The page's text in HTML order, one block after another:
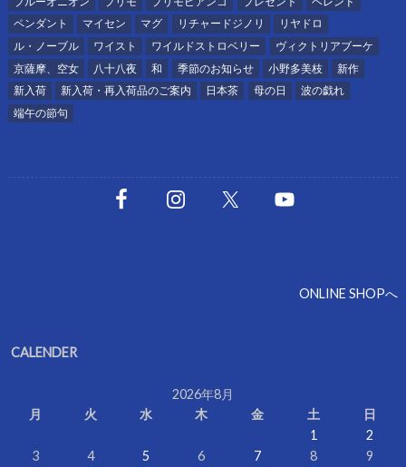
ペンダント
マイセン マグ リチャードジノリ
リヤドロ
ル・ノーブル
ワイスト ワイルドストロベリー
ヴィクトリアブーケ
京薩摩、空女
八十八夜 和 季節のお知らせ 小野多美枝
新作
新入荷
新入荷・再入荷品のご案内 日本茶 母の日
波の戯れ
端午の節句
ONLINE SHOPへ
CALENDER
2026年8月
月
火 水 木 金 土
日
1
2
3
4 5 6 7 8
9